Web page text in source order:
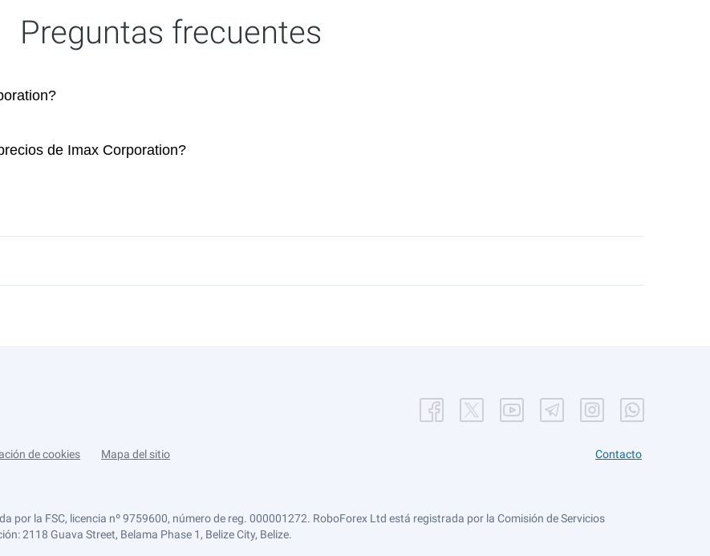
Preguntas frecuentes
de Imax Corporation?
de cookies Mapa del sitio Contacto
por la FSC, licencia nº 9759600, número de reg. 000001272. RoboForex Ltd está registrada por la Comisión de Servicios
2118 Guava Street, Belama Phase 1, Belize City, Belize.